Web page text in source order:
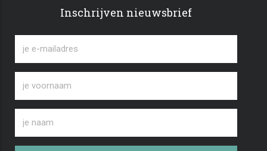
Inschrijven nieuwsbrief